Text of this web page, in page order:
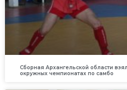
Сборная Архангельской области
окружных чемпионатах по самбо